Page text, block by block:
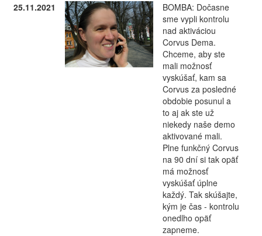
25.11.2021
BOMBA: Dočasne
sme vypli kontrolu
nad aktiváciou
Corvus Dema.
Chceme, aby ste
mali možnosť
vyskúšať, kam sa
Corvus za posledné
obdobie posunul a
to aj ak ste už
niekedy naše demo
aktivované mali.
Plne funkčný Corvus
na 90 dní si tak opäť
má možnosť
vyskúšať úplne
každý. Tak skúšajte,
kým je čas - kontrolu
onedlho opäť
zapneme.